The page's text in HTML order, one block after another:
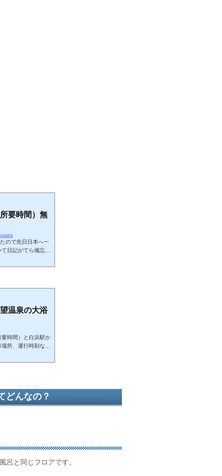
要時間）無
ので先日日本へ一
日記がてら備忘録
すが、最近になっ
温泉の大浴
時間）と白浜駅か
所、運行時刻など
和歌山の白浜駅に
に広々としてい...
どんなの？
呂と同じフロアです。